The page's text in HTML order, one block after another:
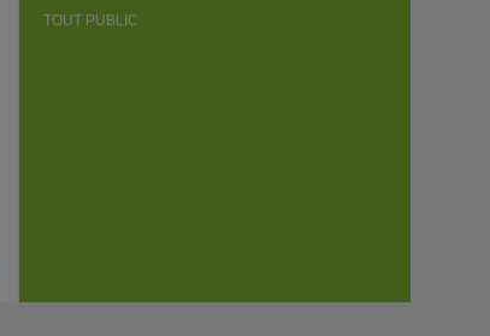
TOUT PUBLIC